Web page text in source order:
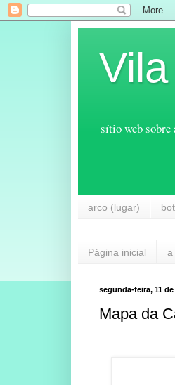
sítio web sobre
arco (lugar)
Página inicial a
segunda-feira, 11
Mapa da